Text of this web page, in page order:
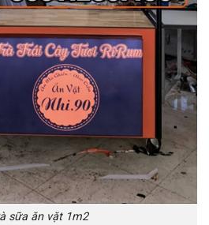
sữa ăn vặt 1m2